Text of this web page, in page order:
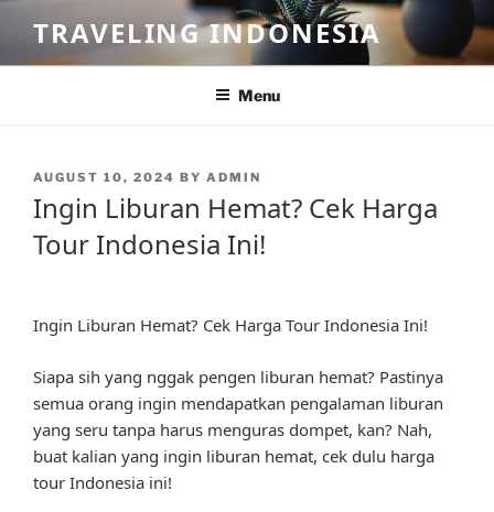
content
TRAVELING INDONESIA
Menu
POSTED
AUGUST 10, 2024 BY ADMIN
Ingin Liburan Hemat? Cek Harga
Tour Indonesia Ini!
Ingin Liburan Hemat? Cek Harga Tour Indonesia Ini!
Siapa sih yang nggak pengen liburan hemat? Pastinya
semua orang ingin mendapatkan pengalaman liburan
yang seru tanpa harus menguras dompet, kan? Nah,
buat kalian yang ingin liburan hemat, cek dulu harga
tour Indonesia ini!